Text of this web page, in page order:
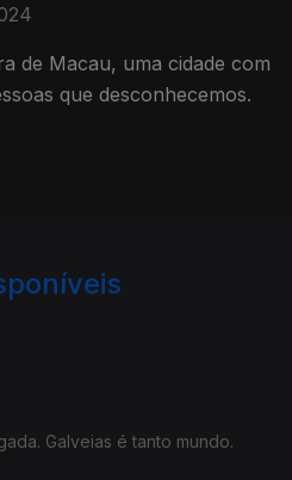
de Macau, uma cidade com
que desconhecemos.
Galveias é tanto mundo.